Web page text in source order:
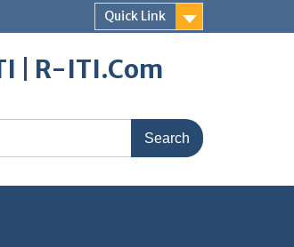
Quick Link
| R-ITI.Com